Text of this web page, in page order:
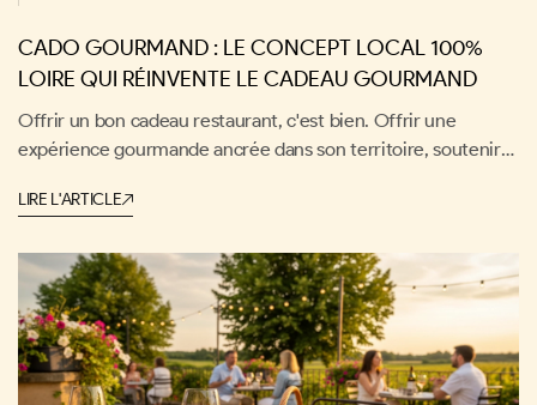
CADO GOURMAND : LE CONCEPT LOCAL 100%
LOIRE QUI RÉINVENTE LE CADEAU GOURMAND
Offrir un bon cadeau restaurant, c'est bien. Offrir une
expérience gourmande ancrée dans son territoire, soutenir
sa région, c'est infiniment mieux. C'est exactement la
du cadeau un acte de goût… et d'engagement.
LIRE L'ARTICLE